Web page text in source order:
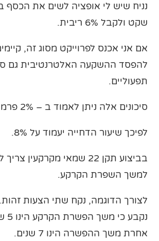
נניח שיש לי אופציה לשים את
שקט ולקבל 6% ריבית.
אם אני אכנס לפרוייקט מסוג זה,
להפסד ההשקעה האלטרנטיבית גם
תפעוליים.
סיכונים אלה ניתן לאמוד ב – 2% פרמיית סיכון.
לפיכך שיעור הדחייה יעמוד על 8%.
בביצוע תקן 22 שמאי
למשך השפרת הקרקע.
לצורך הדוגמה, נקח שתי הצעות
אחרת משך ההפשרה הינו 7 שנים.